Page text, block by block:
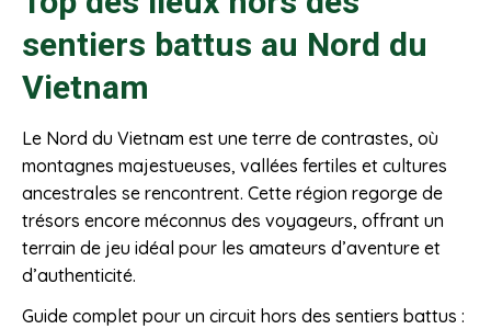
sentiers battus au Nord du
Vietnam
Le Nord du Vietnam est une terre de contrastes, où
montagnes majestueuses, vallées fertiles et cultures
ancestrales se rencontrent. Cette région regorge de
trésors encore méconnus des voyageurs, offrant un
terrain de jeu idéal pour les amateurs d’aventure et
d’authenticité.
Guide complet pour un circuit hors des sentiers battus :